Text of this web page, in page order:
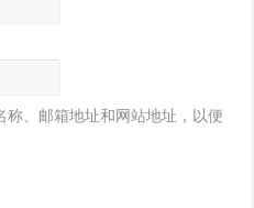
、邮箱地址和网站地址，以便